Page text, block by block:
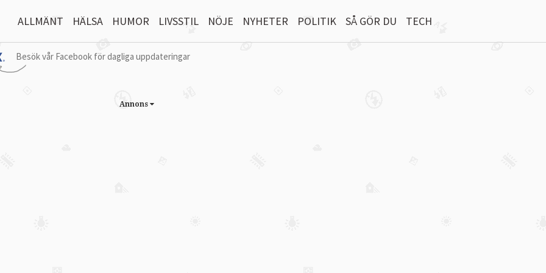
Besök vår Facebook för dagliga uppdateringar
ALLMÄNT HÄLSA HUMOR LIVSSTIL NÖJE NYHETER POLITIK SÅ GÖR DU TECH
Annons